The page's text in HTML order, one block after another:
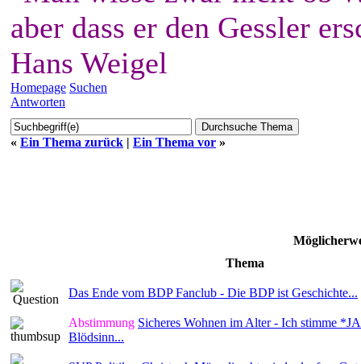
aber dass er den Gessler
Hans Weigel
Homepage Suchen
Antworten
« Ein Thema zurück | Ein Thema vor »
Thema
Das Ende vom BDP Fanclub - Die BDP ist Geschichte...
Abstimmung Sicheres Wohnen im Alter - Ich stimme
Blödsinn...